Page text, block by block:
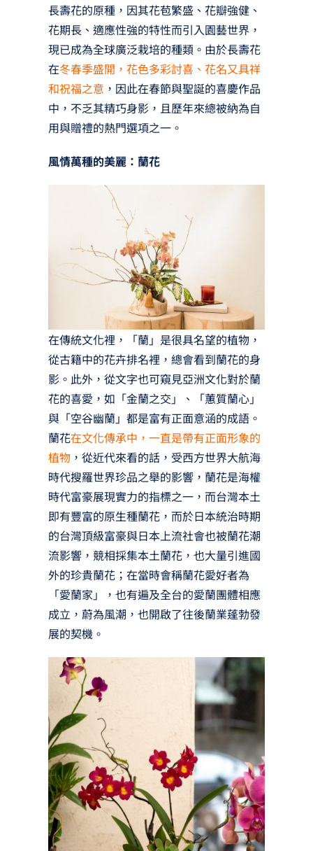
長壽花的原種，因其花苞繁盛、花瓣強健、
花期長、適應性強的特性而引入園藝世界，
現已成為全球廣泛栽培的種類。由於長壽花
在冬春季盛開，花色多彩討喜、花名又具祥
和祝福之意 ，因此在春節與聖誕的喜慶作品
中，不乏其精巧身影，且歷年來總被納為自
用與贈禮的熱門選項之一。
風情萬種的美麗：蘭花
在傳統文化裡，「蘭」是很具名望的植物，
從古籍中的花卉排名裡，總會看到蘭花的身
影。此外，從文字也可窺見亞洲文化對於蘭
花的喜愛，如「金蘭之交」、「蕙質蘭心」
與「空谷幽蘭」都是富有正面意涵的成語。
蘭花在文化傳承中，一直是帶有正面形象的
植物，從近代來看的話，受西方世界大航海
時代搜羅世界珍品之舉的影響，蘭花是海權
時代富豪展現實力的指標之一，而台灣本土
即有豐富的原生種蘭花，而於日本統治時期
的台灣頂級富豪與日本上流社會也被蘭花潮
流影響，競相採集本土蘭花，也大量引進國
外的珍貴蘭花；在當時會稱蘭花愛好者為
「愛蘭家」，也有遍及全台的愛蘭團體相應
成立，蔚為風潮，也開啟了往後蘭業蓬勃發
展的契機。